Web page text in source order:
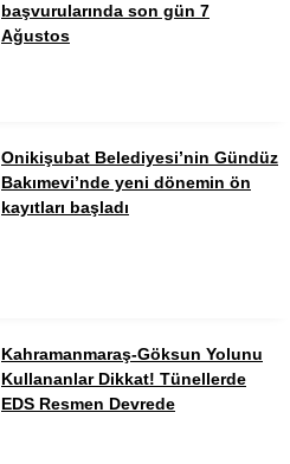
başvurularında son gün 7
Ağustos
Onikişubat Belediyesi’nin Gündüz
Bakımevi’nde yeni dönemin ön
kayıtları başladı
Kahramanmaraş-Göksun Yolunu
Kullananlar Dikkat! Tünellerde
EDS Resmen Devrede